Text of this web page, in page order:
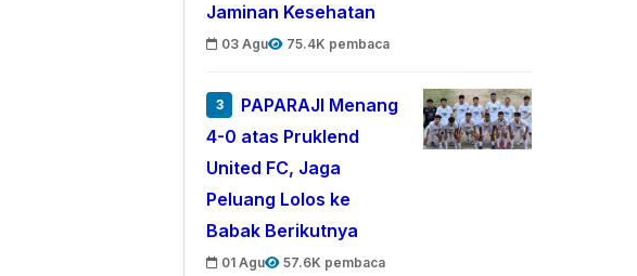
Jaminan Kesehatan
03 Agu 75.4K pembaca
3
PAPARAJI Menang
4-0 atas Pruklend
United FC, Jaga
Peluang Lolos ke
Babak Berikutnya
01 Agu 57.6K pembaca